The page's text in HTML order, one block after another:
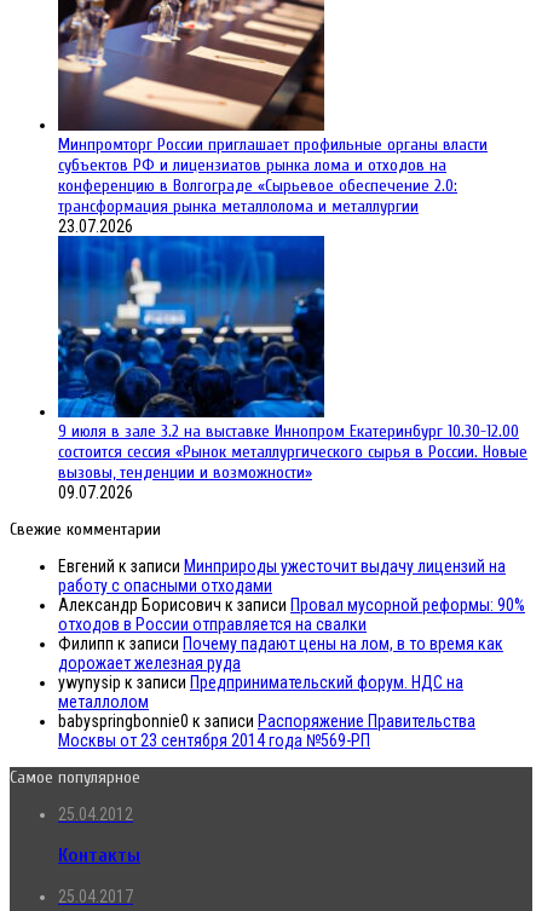
Минпромторг России приглашает профильные органы власти
субъектов РФ и лицензиатов рынка лома и отходов на
конференцию в Волгограде «Сырьевое обеспечение 2.0:
трансформация рынка металлолома и металлургии
23.07.2026
9 июля в зале 3.2 на выставке Иннопром Екатеринбург 10.30-12.00
состоится сессия «Рынок металлургического сырья в России. Новые
вызовы, тенденции и возможности»
09.07.2026
Свежие комментарии
Евгений к записи Минприроды ужесточит выдачу лицензий на
работу с опасными отходами
Александр Борисович к записи Провал мусорной реформы: 90%
отходов в России отправляется на свалки
Филипп к записи Почему падают цены на лом, в то время как
дорожает железная руда
ywynysip к записи Предпринимательский форум. НДС на
металлолом
babyspringbonnie0 к записи Распоряжение Правительства
Москвы от 23 сентября 2014 года №569-РП
Самое популярное
25.04.2012
Контакты
25.04.2017